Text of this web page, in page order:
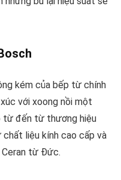
kém của bếp từ chính
với xoong nồi một
từ đến từ thương hiệu
liệu kính cao cấp và
từ Đức.